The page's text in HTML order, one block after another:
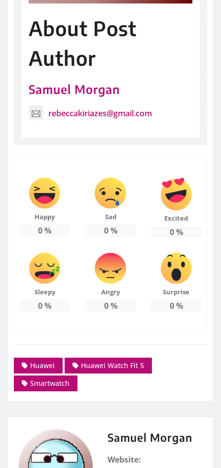
About Post
Author
Samuel Morgan
rebeccakiriazes@gmail.com
Happy
0%
Sad
0%
Excited
0%
Sleepy
0%
Angry
0%
Surprise
0%
Huawei
Huawei Watch Fit 5
Smartwatch
Samuel Morgan
Website: